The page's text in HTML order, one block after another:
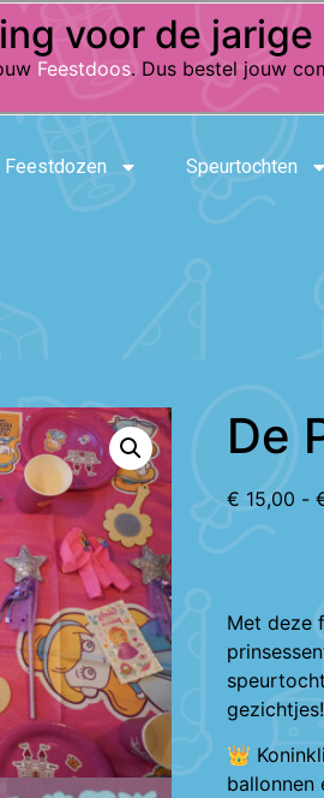
voor de
Feestdoos. Dus bestel jouw
Feestdozen Speurtochten
De
€ 15,00 -
Met deze
gezichtjes!
👑
ballonnen